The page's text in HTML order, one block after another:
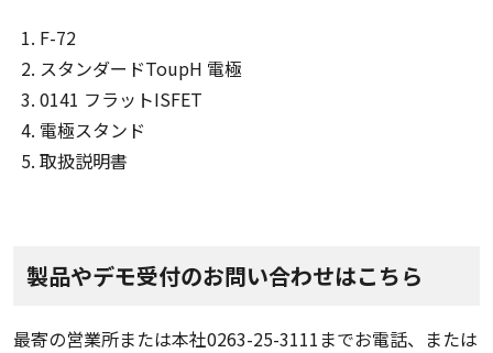
F-72
スタンダードToupH 電極
0141 フラットISFET
電極スタンド
取扱説明書
製品やデモ受付のお問い合わせはこちら
最寄の営業所または本社0263-25-3111までお電話、または